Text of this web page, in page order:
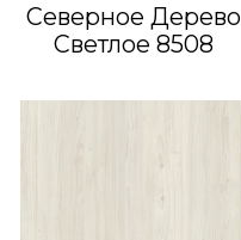
Северное Дерево
Светлое 8508